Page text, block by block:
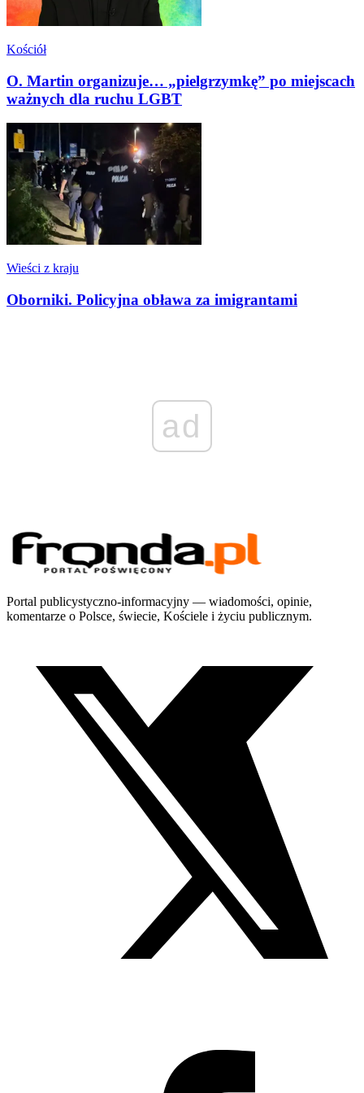
Kościół
O. Martin organizuje… „pielgrzymkę” po miejscach
ważnych dla ruchu LGBT
Wieści z kraju
Oborniki. Policyjna obława za imigrantami
ad
Portal publicystyczno-informacyjny — wiadomości, opinie,
komentarze o Polsce, świecie, Kościele i życiu publicznym.